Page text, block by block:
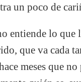
un poco de
entiende lo
que va cada
meses que